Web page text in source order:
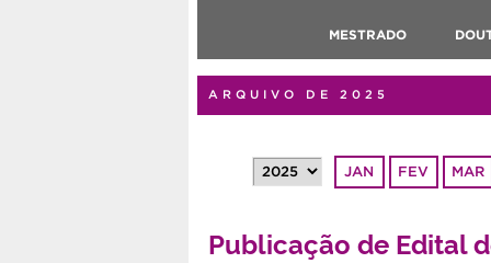
MESTRADO
ARQUIVO DE 2025
JAN FEV MAR
Publicação de Edital